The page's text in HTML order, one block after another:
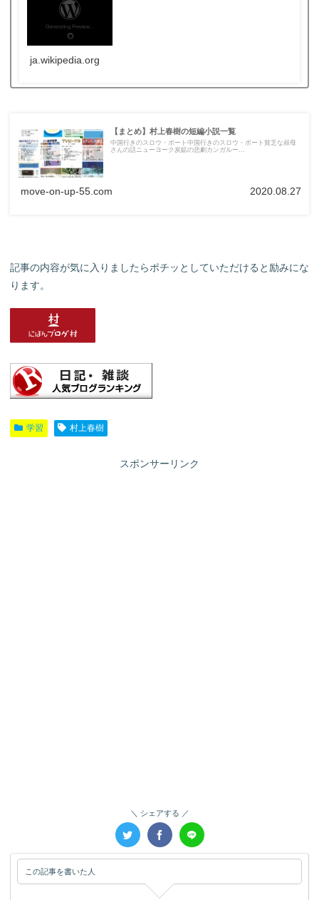
ja.wikipedia.org
【まとめ】村上春樹の短編小説一覧
中国行きのスロウ・ボート中国行きのスロウ・ボート貧乏な叔母
さんの話ニューヨーク炭鉱の悲劇カンガルー...
move-on-up-55.com 2020.08.27
記事の内容が気に入りましたらポチッとしていただけると励みにな
ります。
学習 村上春樹
スポンサーリンク
シェアする
この記事を書いた人